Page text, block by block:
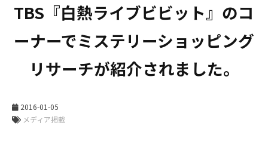
セミナー
導入事例
コラム
企業情報
TBS『白熱ライブビビット』のコ
ーナーでミステリーショッピング
リサーチが紹介されました。
2016-01-05
メディア掲載